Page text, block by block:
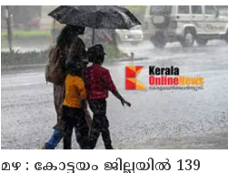
മഴ : കോട്ടയം ജില്ലയിൽ 139